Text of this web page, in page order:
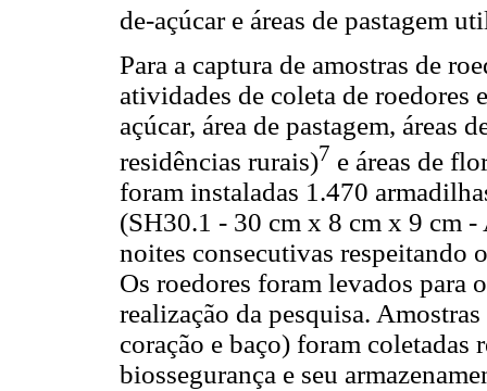
de-açúcar e áreas de pastagem
Para a captura de amostras de
atividades de coleta de roedores
açúcar, área de pastagem,
residências rurais)7 e áreas de
foram instaladas 1.470
(SH30.1 - 30 cm x 8 cm x 9 cm
noites consecutivas respeitando
Os roedores foram levados para
realização da pesquisa.
coração e baço) foram coletadas
biossegurança e seu